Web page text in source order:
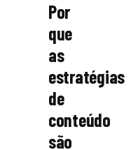
Por
que
as
estratégias
de
conteúdo
são